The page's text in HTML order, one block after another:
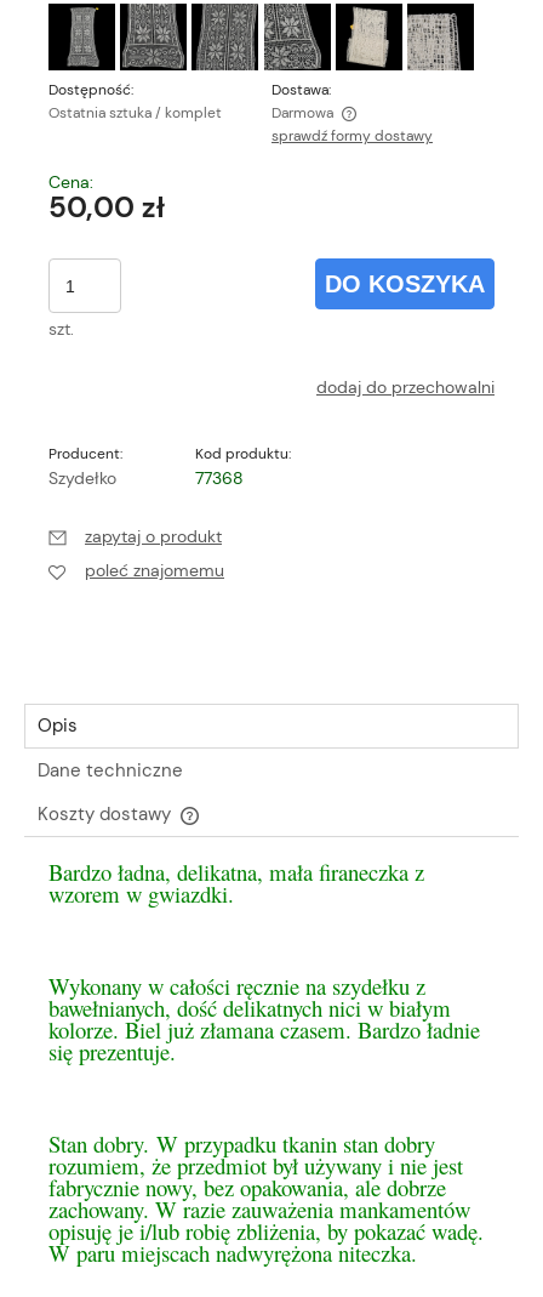
Dostępność:
Ostatnia sztuka / komplet
Dostawa:
Darmowa
Cena nie zawiera ewentualnych kosztów płatności
sprawdź formy dostawy
Cena:
50,00 zł
szt.
DO KOSZYKA
dodaj do przechowalni
Producent:
Szydełko
Kod produktu:
77368
zapytaj o produkt
poleć znajomemu
Opis
Dane techniczne
Koszty dostawy
Cena nie zawiera ewentualnych kosztów płatności
Bardzo ładna, delikatna, mała firaneczka z
wzorem w gwiazdki.
Wykonany w całości ręcznie na szydełku z
bawełnianych, dość delikatnych nici w białym
kolorze. Biel już złamana czasem. Bardzo ładnie
się prezentuje.
Stan dobry. W przypadku tkanin stan dobry
rozumiem, że przedmiot był używany i nie jest
fabrycznie nowy, bez opakowania, ale dobrze
zachowany. W razie zauważenia mankamentów
opisuję je i/lub robię zbliżenia, by pokazać wadę.
W paru miejscach nadwyrężona niteczka.